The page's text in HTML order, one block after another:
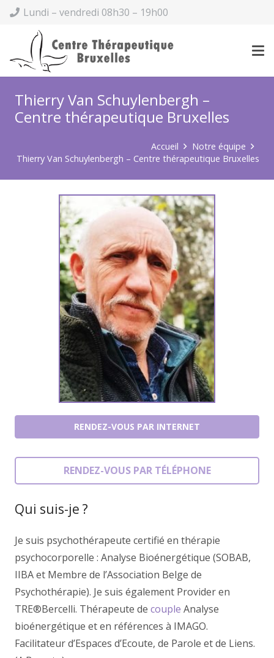
Lundi – vendredi 08h30 – 19h00
Thierry Van Schuylenbergh –
Centre thérapeutique Bruxelles
Accueil
Notre équipe
Thierry Van Schuylenbergh – Centre thérapeutique Bruxelles
RENDEZ-VOUS PAR INTERNET
RENDEZ-VOUS PAR TÉLÉPHONE
Qui suis-je ?
Je suis psychothérapeute certifié en thérapie
psychocorporelle : Analyse Bioénergétique (SOBAB,
IIBA et Membre de l’Association Belge de
Psychothérapie). Je suis également Provider en
TRE®Bercelli. Thérapeute de couple Analyse
bioénergétique et en références à IMAGO.
Facilitateur d’Espaces d’Ecoute, de Parole et de Liens.